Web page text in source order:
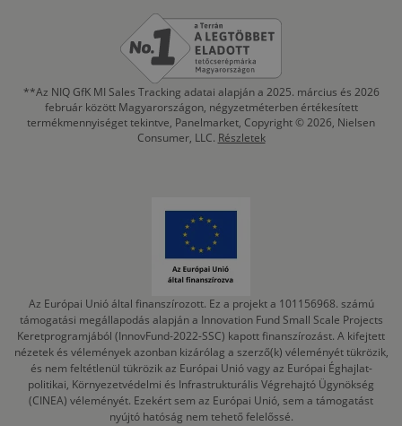
**Az NIQ GfK MI Sales Tracking adatai alapján a 2025. március és 2026
február között Magyarországon, négyzetméterben értékesített
termékmennyiséget tekintve, Panelmarket, Copyright © 2026, Nielsen
Consumer, LLC. Részletek
Az Európai Unió által finanszírozott. Ez a projekt a 101156968. számú
támogatási megállapodás alapján a Innovation Fund Small Scale Projects
Keretprogramjából (InnovFund-2022-SSC) kapott finanszírozást. A kifejtett
nézetek és vélemények azonban kizárólag a szerző(k) véleményét tükrözik,
és nem feltétlenül tükrözik az Európai Unió vagy az Európai Éghajlat-
politikai, Környezetvédelmi és Infrastrukturális Végrehajtó Ügynökség
(CINEA) véleményét. Ezekért sem az Európai Unió, sem a támogatást
nyújtó hatóság nem tehető felelőssé.